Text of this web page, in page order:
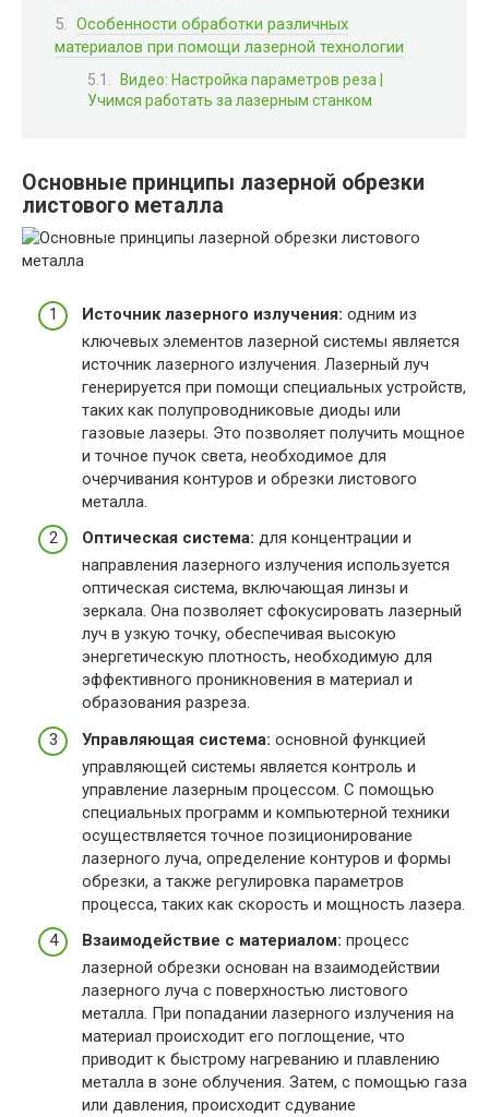
Особенности обработки различных
материалов при помощи лазерной технологии
Видео: Настройка параметров реза |
Учимся работать за лазерным станком
Основные принципы лазерной обрезки
листового металла
Источник лазерного излучения: одним из
ключевых элементов лазерной системы является
источник лазерного излучения. Лазерный луч
генерируется при помощи специальных устройств,
таких как полупроводниковые диоды или
газовые лазеры. Это позволяет получить мощное
и точное пучок света, необходимое для
очерчивания контуров и обрезки листового
металла.
Оптическая система: для концентрации и
направления лазерного излучения используется
оптическая система, включающая линзы и
зеркала. Она позволяет сфокусировать лазерный
луч в узкую точку, обеспечивая высокую
энергетическую плотность, необходимую для
эффективного проникновения в материал и
образования разреза.
Управляющая система: основной функцией
управляющей системы является контроль и
управление лазерным процессом. С помощью
специальных программ и компьютерной техники
осуществляется точное позиционирование
лазерного луча, определение контуров и формы
обрезки, а также регулировка параметров
процесса, таких как скорость и мощность лазера.
Взаимодействие с материалом: процесс
лазерной обрезки основан на взаимодействии
лазерного луча с поверхностью листового
металла. При попадании лазерного излучения на
материал происходит его поглощение, что
приводит к быстрому нагреванию и плавлению
металла в зоне облучения. Затем, с помощью газа
или давления, происходит сдувание